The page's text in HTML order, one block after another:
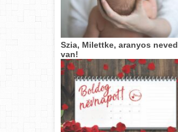
Szia, Milettke, aranyos neved
van!